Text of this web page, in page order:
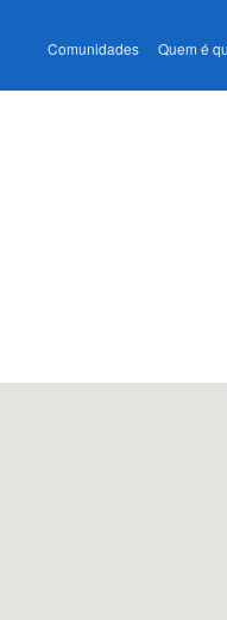
Comunidades Quem é